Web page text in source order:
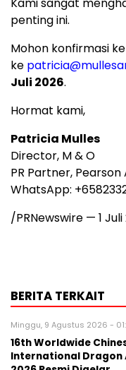
penting ini.
Mohon konfirmasi
ke
Juli 2026.
Hormat kami,
Patricia Mulles
Director, M & O
PR Partner, Pearson
WhatsApp:
/PRNewswire — 1
BERITA TERKAIT
Minggu, 9 Agustus 2026 -
16th Worldwide
International Dragon